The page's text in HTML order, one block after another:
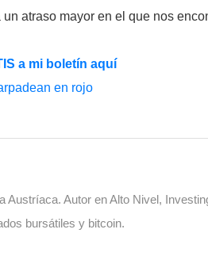
atraso mayor en el que nos
a mi boletín aquí
en rojo
Austríaca. Autor en Alto Nivel,
bursátiles y bitcoin.